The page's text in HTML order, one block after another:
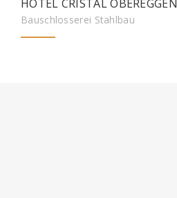
HOTEL CRISTAL OBEREGGEN
Bauschlosserei Stahlbau